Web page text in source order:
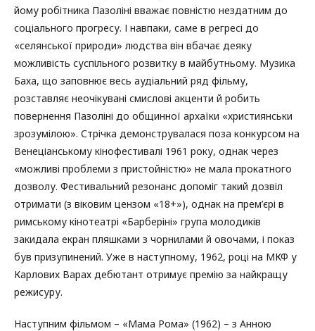
йому робітника Пазоліні вважає повністю нездатним до
соціального прогресу. І навпаки, саме в регресі до
«селянської природи» людства він вбачає деяку
можливість суспільного розвитку в майбутньому. Музика
Баха, що заповнює весь аудіальний ряд фільму,
розставляє неочікувані смислові акценти й робить
повернення Пазоліні до общинної архаїки «християнськи
зрозумілою». Стрічка демонструвалася поза конкурсом на
Венеціанському кінофестивалі 1961 року, однак через
«можливі проблеми з пристойністю» не мала прокатного
дозволу. Фестивальний резонанс допоміг такий дозвіл
отримати (з віковим цензом «18+»), однак на прем’єрі в
римському кінотеатрі «Барберіні» група молодиків
закидала екран пляшками з чорнилами й овочами, і показ
був призупинений. Уже в наступному, 1962, році на МКФ у
Карлових Варах дебютант отримує премію за найкращу
режисуру.
Наступним фільмом – «Мама Рома» (1962) – з Анною